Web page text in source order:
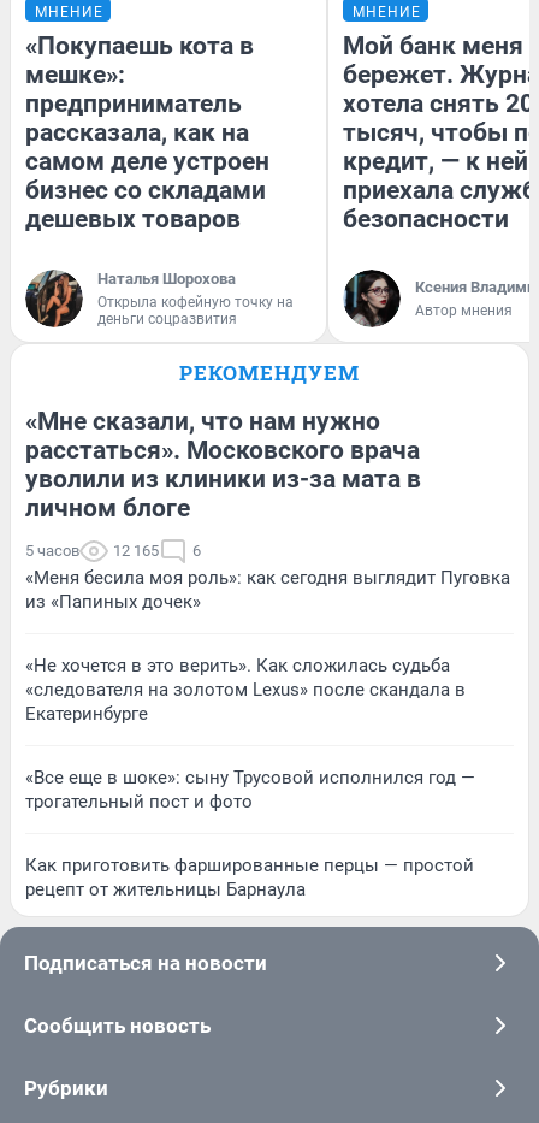
МНЕНИЕ
«Покупаешь кота в
мешке»:
предприниматель
рассказала, как на
самом деле устроен
бизнес со складами
дешевых товаров
Наталья Шорохова
Открыла кофейную точку на
деньги соцразвития
МНЕНИЕ
Мой банк меня
бережет.
хотела снять
тысяч, чтобы
кредит, — к
приехала
безопасности
Ксения
Автор мнения
РЕКОМЕНДУЕМ
«Мне сказали, что нам нужно
расстаться». Московского врача
уволили из клиники из-за мата в
личном блоге
5 часов 12 165 6
«Меня бесила моя роль»: как сегодня выглядит Пуговка
из «Папиных дочек»
«Не хочется в это верить». Как сложилась судьба
«следователя на золотом Lexus» после скандала в
Екатеринбурге
«Все еще в шоке»: сыну Трусовой исполнился год —
трогательный пост и фото
Как приготовить фаршированные перцы — простой
рецепт от жительницы Барнаула
Подписаться на новости
Сообщить новость
Рубрики